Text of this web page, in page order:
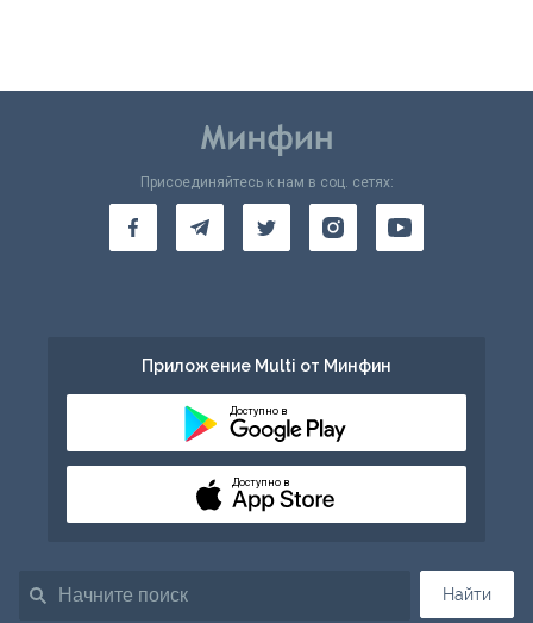
Найти
Присоединяйтесь к нам в соц. сетях:
Приложение Multi от Минфин
Доступно в
Доступно в